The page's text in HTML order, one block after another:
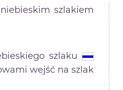
szlakiem
szlaku
wejść na szlak